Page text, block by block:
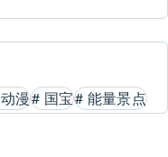
动漫 国宝
# 能量景点
#